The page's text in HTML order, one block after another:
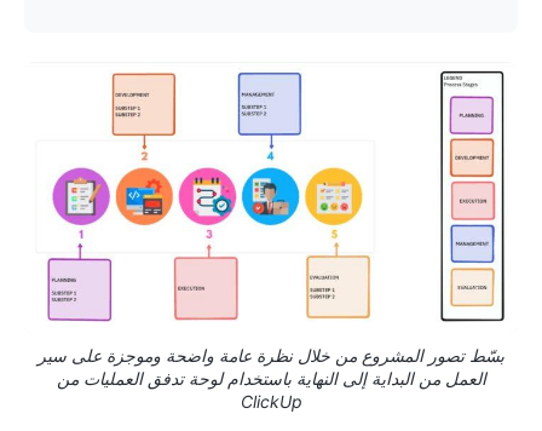
بسّط تصور المشروع من خلال نظرة عامة واضحة وموجزة على سير
العمل من البداية إلى النهاية باستخدام لوحة تدفق العمليات من
ClickUp